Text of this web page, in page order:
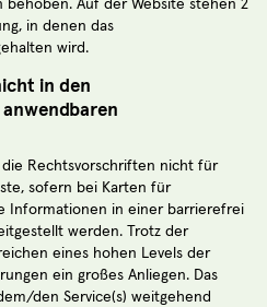
behoben. Auf der Website stehen 2
in denen das
wird.
in den
die Rechtsvorschriften nicht für
sofern bei Karten für
Informationen in einer barrierefrei
werden. Trotz der
eines hohen Levels der
ein großes Anliegen. Das
den Service(s) weitgehend